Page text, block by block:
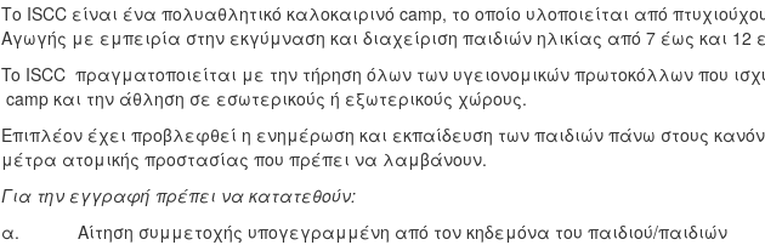
Το ISCC είναι ένα πολυαθλητικό καλοκαιρινό camp, το οποίο υλοποιείται από
Αγωγής με εμπειρία στην εκγύμναση και διαχείριση παιδιών ηλικίας από 7 έως και 12
To ISCC πραγματοποιείται με την τήρηση όλων των υγειονομικών πρωτοκόλλων που
camp και την άθληση σε εσωτερικούς ή εξωτερικούς χώρους.
Επιπλέον έχει προβλεφθεί η ενημέρωση και εκπαίδευση των παιδιών πάνω στους
μέτρα ατομικής προστασίας που πρέπει να λαμβάνουν.
Για την εγγραφή πρέπει να κατατεθούν:
α. Αίτηση συμμετοχής υπογεγραμμένη από τον κηδεμόνα του παιδιού/παιδιών